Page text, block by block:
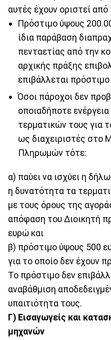
αυτές έχουν οριστεί
Πρόστιμο ύψους
ίδια παράβαση
πενταετίας από την
αρχικής πράξης
επιβάλλεται
Όσοι πάροχοι δεν
οποιαδήποτε
τερματικών τους για
ως διαχειριστές
Πληρωμών τότε:
α) παύει να ισχύει η
η δυνατότητα τα
με τους όρους της
απόφαση του Διοικητή
ευρώ και
β) πρόστιμο ύψους 500
για το οποίο δεν έχουν
Το πρόστιμο δεν
αναβάθμιση
υπαιτιότητα τους.
Γ) Εισαγωγείς και
μηχανών